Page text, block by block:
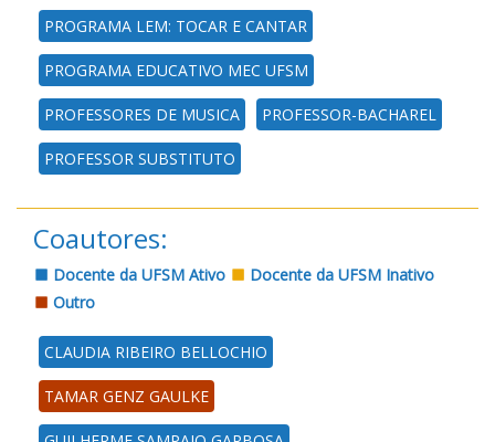
PROGRAMA LEM: TOCAR E CANTAR
PROGRAMA EDUCATIVO MEC UFSM
PROFESSORES DE MUSICA PROFESSOR-BACHAREL
PROFESSOR SUBSTITUTO
Coautores:
Docente da UFSM Ativo
Docente da UFSM Inativo
Outro
CLAUDIA RIBEIRO BELLOCHIO
TAMAR GENZ GAULKE